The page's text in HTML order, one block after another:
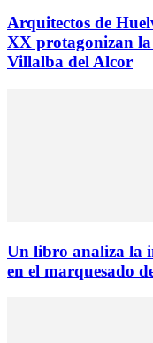
Arquitectos de
XX protagonizan la
Villalba del Alcor
Un libro analiza la
en el marquesado